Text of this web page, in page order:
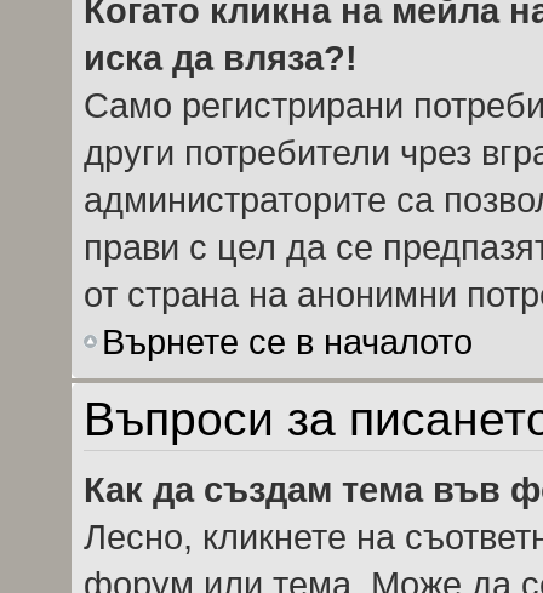
Когато кликна на мейла
иска да вляза?!
Само регистрирани
други потребители чрез
администраторите са
прави с цел да се
от страна на анонимни
Върнете се в началото
Въпроси за
Как да създам тема във
Лесно, кликнете на
форум или тема. Може да